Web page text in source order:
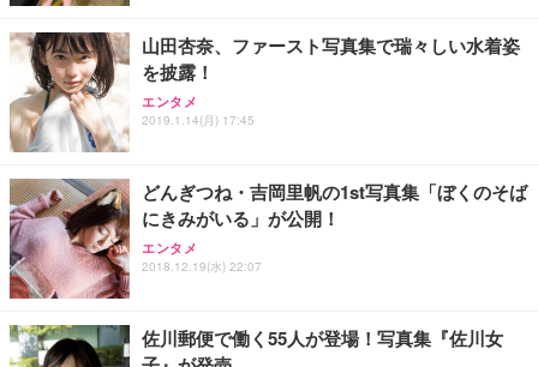
山田杏奈、ファースト写真集で瑞々しい水着姿
を披露！
エンタメ
2019.1.14(月) 17:45
どんぎつね・吉岡里帆の1st写真集「ぼくのそば
にきみがいる」が公開！
エンタメ
2018.12.19(水) 22:07
佐川郵便で働く55人が登場！写真集『佐川女